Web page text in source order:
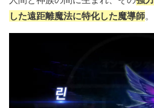
した遠距離魔法に特化した魔導師。